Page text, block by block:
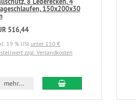
150x200x30
516,44
19 % USt unter 150 €
zzgl. Versandkosten
mehr...